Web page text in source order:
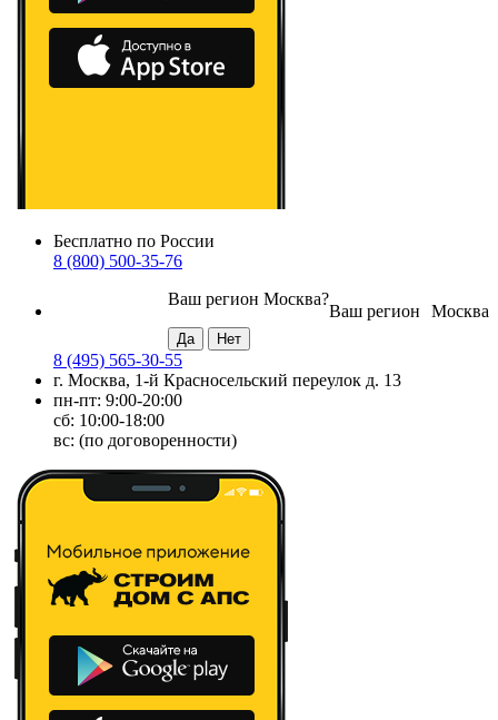
Бесплатно по России
8 (800) 500-35-76
Москва
Ваш регион
Ваш регион Москва?
8 (495) 565-30-55
г. Москва, 1-й Красносельский переулок д. 13
пн-пт: 9:00-20:00
сб: 10:00-18:00
вс: (по договоренности)